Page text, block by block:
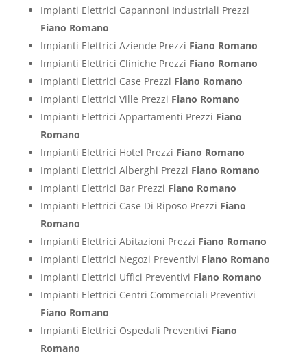
Impianti Elettrici Capannoni Industriali Prezzi
Fiano Romano
Impianti Elettrici Aziende Prezzi Fiano Romano
Impianti Elettrici Cliniche Prezzi Fiano Romano
Impianti Elettrici Case Prezzi Fiano Romano
Impianti Elettrici Ville Prezzi Fiano Romano
Impianti Elettrici Appartamenti Prezzi Fiano
Romano
Impianti Elettrici Hotel Prezzi Fiano Romano
Impianti Elettrici Alberghi Prezzi Fiano Romano
Impianti Elettrici Bar Prezzi Fiano Romano
Impianti Elettrici Case Di Riposo Prezzi Fiano
Romano
Impianti Elettrici Abitazioni Prezzi Fiano Romano
Impianti Elettrici Negozi Preventivi Fiano Romano
Impianti Elettrici Uffici Preventivi Fiano Romano
Impianti Elettrici Centri Commerciali Preventivi
Fiano Romano
Impianti Elettrici Ospedali Preventivi Fiano
Romano